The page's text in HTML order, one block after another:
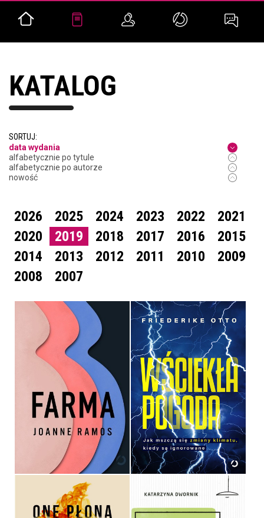
KATALOG
SORTUJ:
data wydania
alfabetycznie po tytule
alfabetycznie po autorze
nowość
2026 2025 2024 2023 2022
2021
2020
2019 2018 2017 2016
2015
2014
2013 2012 2011 2010
2009
2008
2007
FARMA
JOANNE RAMOS
OPRAWA MIĘKKA ZE SKRZYDEŁKAMI
39,90 ZŁ
WŚCIEKŁA POGODA
FREDERIKE OTTO
OPRAWA MIĘKKA ZE SKRZYDEŁKAMI
36,90 ZŁ